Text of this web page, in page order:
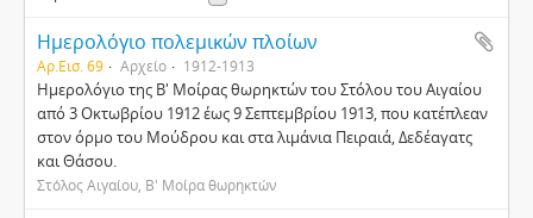
Ημερολόγιο πολεμικών πλοίων
Αρ.Εισ. 69 Αρχείο 1912-1913
Ημερολόγιο της Β' Μοίρας θωρηκτών του Στόλου του Αιγαίου
από 3 Οκτωβρίου 1912 έως 9 Σεπτεμβρίου 1913, που κατέπλεαν
στον όρμο του Μούδρου και στα λιμάνια Πειραιά, Δεδέαγατς
και Θάσου.
Στόλος Αιγαίου, Β' Μοίρα θωρηκτών